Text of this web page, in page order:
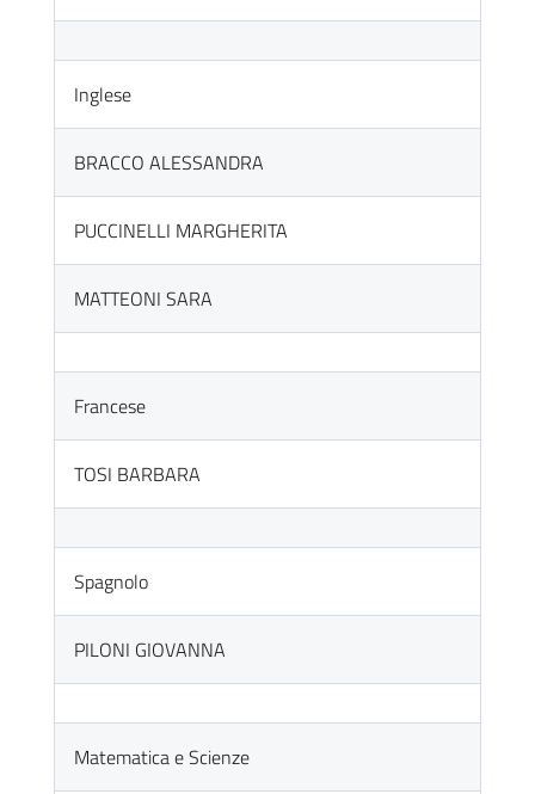
Inglese
BRACCO ALESSANDRA
PUCCINELLI MARGHERITA
MATTEONI SARA
Francese
TOSI BARBARA
Spagnolo
PILONI GIOVANNA
Matematica e Scienze